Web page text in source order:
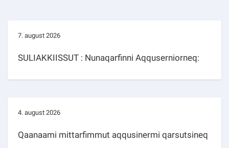
7. august 2026
SULIAKKIISSUT : Nunaqarfinni Aqquserniorneq:
4. august 2026
Qaanaami mittarfimmut aqqusinermi qarsutsineq